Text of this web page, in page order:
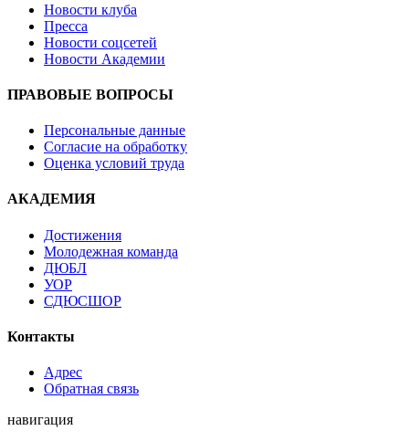
Новости клуба
Пресса
Новости соцсетей
Новости Академии
ПРАВОВЫЕ ВОПРОСЫ
Персональные данные
Согласие на обработку
Оценка условий труда
АКАДЕМИЯ
Достижения
Молодежная команда
ДЮБЛ
УОР
СДЮСШОР
Контакты
Адрес
Обратная связь
навигация